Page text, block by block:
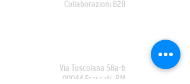
Collaborazioni B2B
Via Tuscolana 58a-b
00044 Frascati, RM